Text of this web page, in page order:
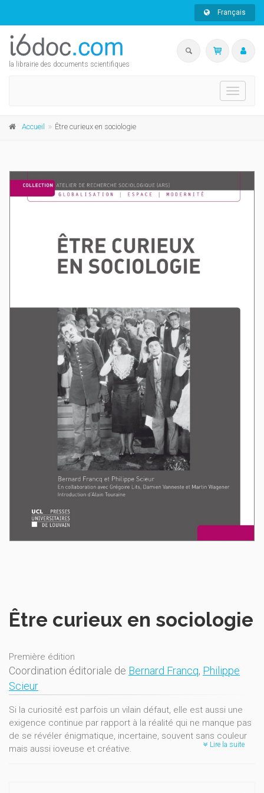
Français
la librairie des documents scientifiques
Toggle
Accueil Être curieux en sociologie
Être curieux en sociologie
Première édition
Coordination éditoriale de Bernard Francq, Philippe
Scieur
Si la curiosité est parfois un vilain défaut, elle est aussi une
exigence continue par rapport à la réalité qui ne manque pas
de se révéler énigmatique, incertaine, souvent sans couleur
mais aussi joyeuse et créative.
Lire la suite